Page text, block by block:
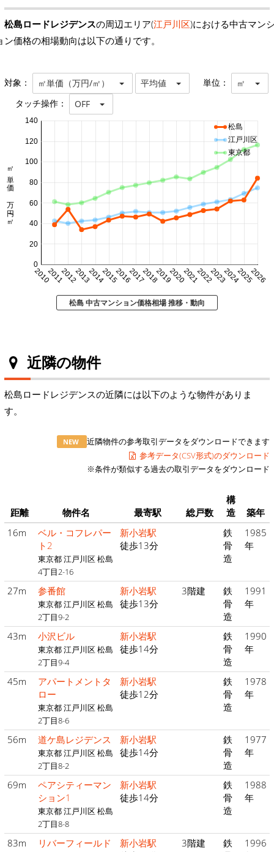
松島ロードレジデンスの周辺エリア(江戸川区)における中古マン
ン価格の相場動向は以下の通りです。
対象： ㎡単価（万円/㎡） 平均値 単位： ㎡
タッチ操作： OFF
20102011201220132014201520162017201820192020202120222023202420252026
0
20
40
60
80
100
120
140
㎡単価 万円/㎡
松島
江戸川区
東京都
松島 中古マンション価格相場 推移・動向
近隣の物件
松島ロードレジデンスの近隣には以下のような物件がありま
す。
NEW
近隣物件の参考取引データをダウンロードできます
参考データ(CSV形式)のダウンロード
※条件が類似する過去の取引データをダウンロード
距離 物件名 最寄駅 総戸数
構
造
築年
16m
ベル・コフレパー
ト2
東京都 江戸川区 松島
4丁目2-16
新小岩駅
徒歩13分
鉄
骨
造
1985
年
27m 参番館
東京都 江戸川区 松島
2丁目9-2
新小岩駅
徒歩13分
3階建
鉄
骨
造
1991
年
43m 小沢ビル
東京都 江戸川区 松島
2丁目9-4
新小岩駅
徒歩14分
鉄
骨
造
1990
年
45m
アパートメントタ
ロー
東京都 江戸川区 松島
2丁目8-6
新小岩駅
徒歩12分
鉄
骨
造
1978
年
56m 道ケ島レジデンス
東京都 江戸川区 松島
2丁目8-2
新小岩駅
徒歩14分
鉄
骨
造
1977
年
69m
ペアシティーマン
ション1
東京都 江戸川区 松島
2丁目8-8
新小岩駅
徒歩14分
鉄
骨
造
1988
年
83m リバーフィールド
新小岩駅
3階建
鉄
1996